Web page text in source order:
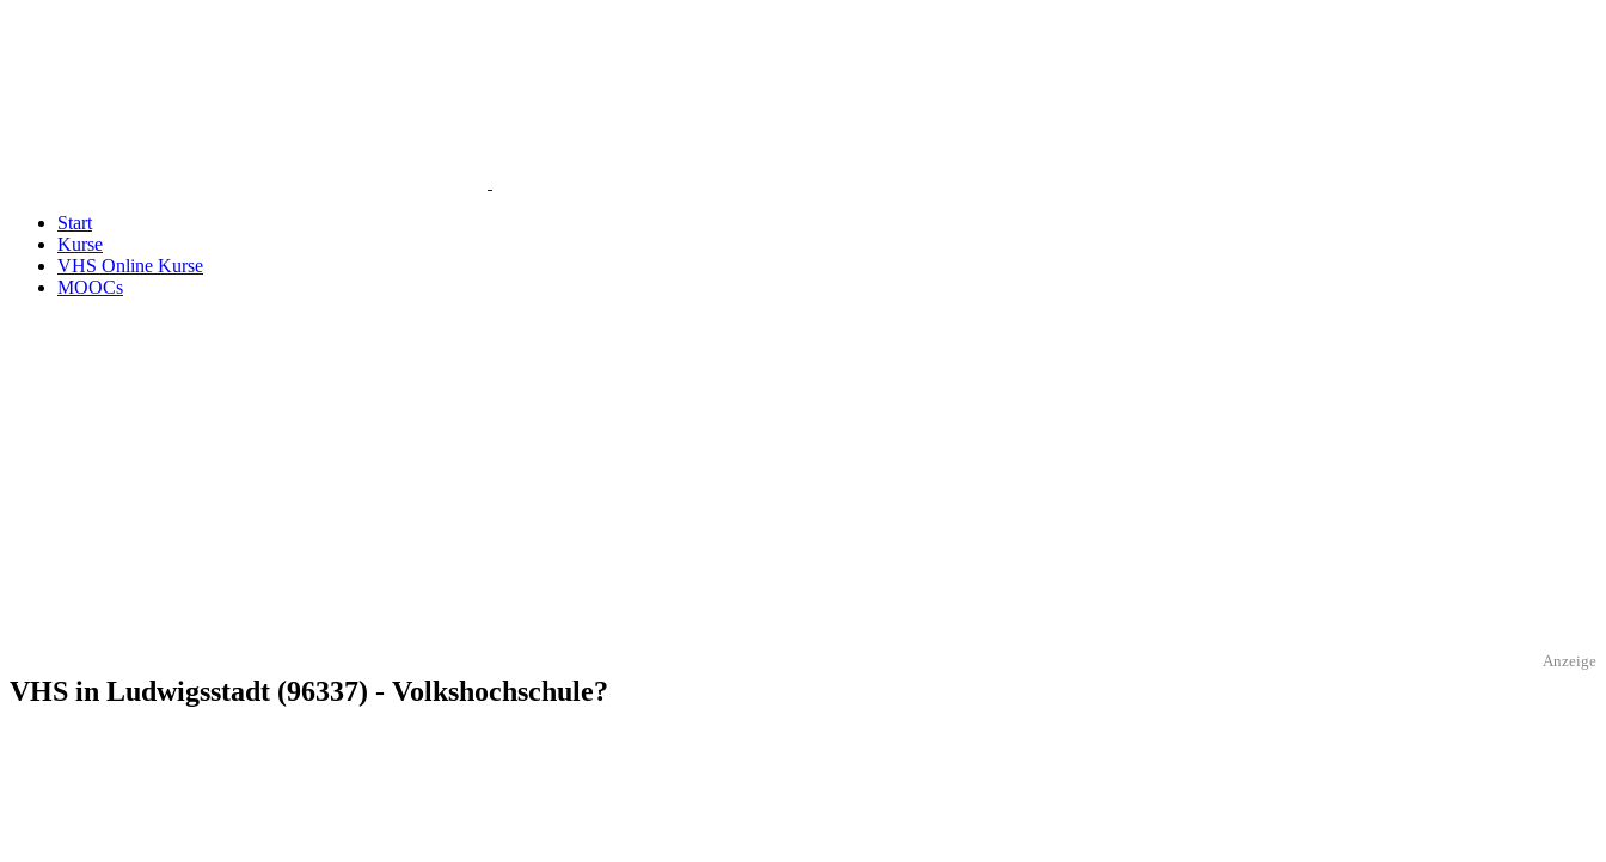
Start
Kurse
VHS Online Kurse
MOOCs
Anzeige
VHS in Ludwigsstadt (96337) - Volkshochschule?